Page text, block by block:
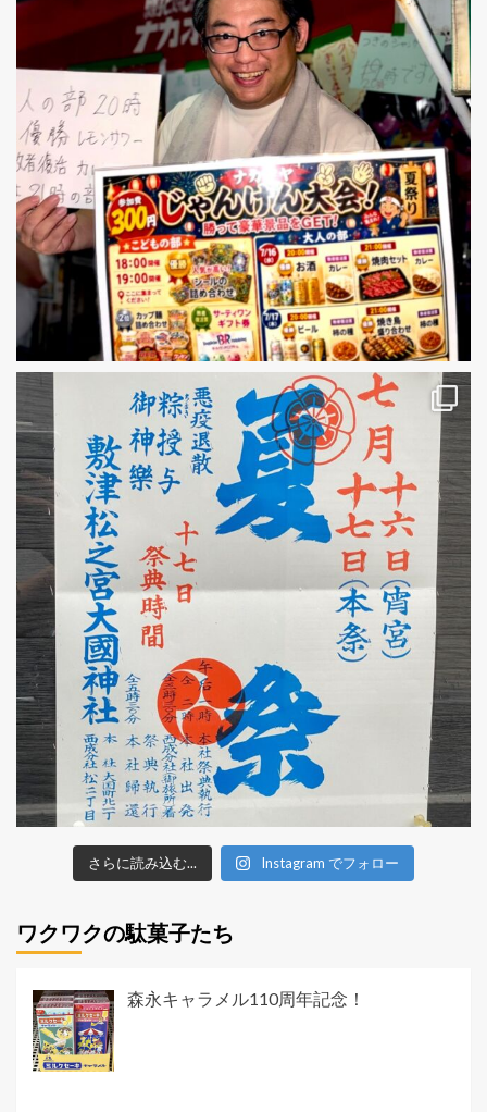
さらに読み込む... Instagram でフォロー
ワクワクの駄菓子たち
森永キャラメル110周年記念！